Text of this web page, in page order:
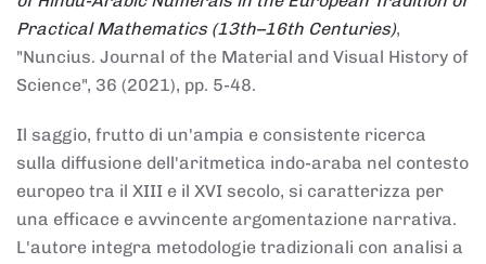
Practical Mathematics (13th–16th Centuries),
"Nuncius. Journal of the Material and Visual History of
Science", 36 (2021), pp. 5-48.
Il saggio, frutto di un'ampia e consistente ricerca
sulla diffusione dell'aritmetica indo-araba nel contesto
europeo tra il XIII e il XVI secolo, si caratterizza per
una efficace e avvincente argomentazione narrativa.
L'autore integra metodologie tradizionali con analisi a